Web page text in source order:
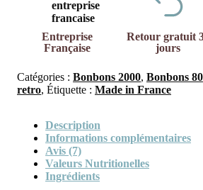
Entreprise
Française
Retour gratuit
jours
Catégories : Bonbons 2000, Bonbons 80
retro, Étiquette : Made in France
Description
Informations complémentaires
Avis (7)
Valeurs Nutritionelles
Ingrédients